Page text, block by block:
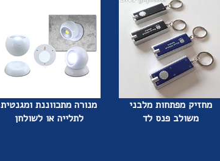
מחזיק מפתחות מלבני
משולב פנס לד
מנורה מתכווננת ומגנטית
לתלייה או לשולחן